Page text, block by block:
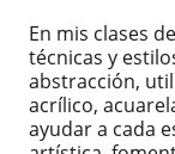
En mis clases
técnicas y
abstracción,
acrílico,
ayudar a cada